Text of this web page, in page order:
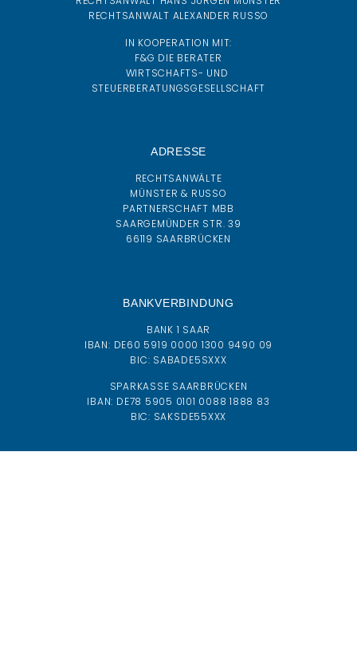
RECHTSANWALT ALEXANDER RUSSO
IN KOOPERATION MIT:
F&G DIE BERATER
WIRTSCHAFTS- UND
STEUERBERATUNGSGESELLSCHAFT
ADRESSE
RECHTSANWÄLTE
MÜNSTER & RUSSO
PARTNERSCHAFT MBB
SAARGEMÜNDER STR. 39
66119 SAARBRÜCKEN
BANKVERBINDUNG
BANK 1 SAAR
IBAN: DE60 5919 0000 1300 9490 09
BIC: SABADE5SXXX
SPARKASSE SAARBRÜCKEN
IBAN: DE78 5905 0101 0088 1888 83
BIC: SAKSDE55XXX